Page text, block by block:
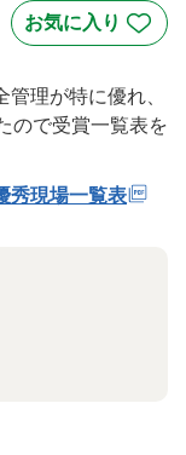
理が特に優れ、
ので受賞一覧表を
秀現場一覧表